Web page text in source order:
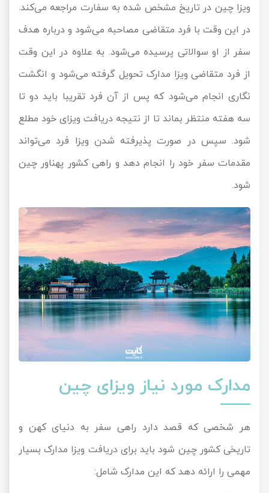
ویزا چین در تاریخ مشخص شده به سفارت مراجعه می‌کند.
در این وقت با فرد متقاضی مصاحبه می‌شود و درباره هدف
سفر از او سوالاتی پرسیده می‌شود. به علاوه در این وقت
از فرد متقاضی ویزا مدارک تحویل گرفته می‌شود و انگشت
نگاری انجام می‌شود که پس از آن فرد تقریبا باید دو تا
سه هفته منتظر بماند تا از نتیجه دریافت ویزای خود مطلع
شود. سپس در صورت پذیرفته شدن ویزا فرد می‌تواند
مقدمات سفر خود را انجام دهد و راهی کشور پهناور چین
شود.
مدارک مورد نیاز ویزای چین
هر شخصی که قصد دارد راهی سفر به دنیای کهن و
تاریخی کشور چین شود باید برای دریافت ویزا مدارک بسیار
مهمی را ارائه دهد که این مدارک شامل: